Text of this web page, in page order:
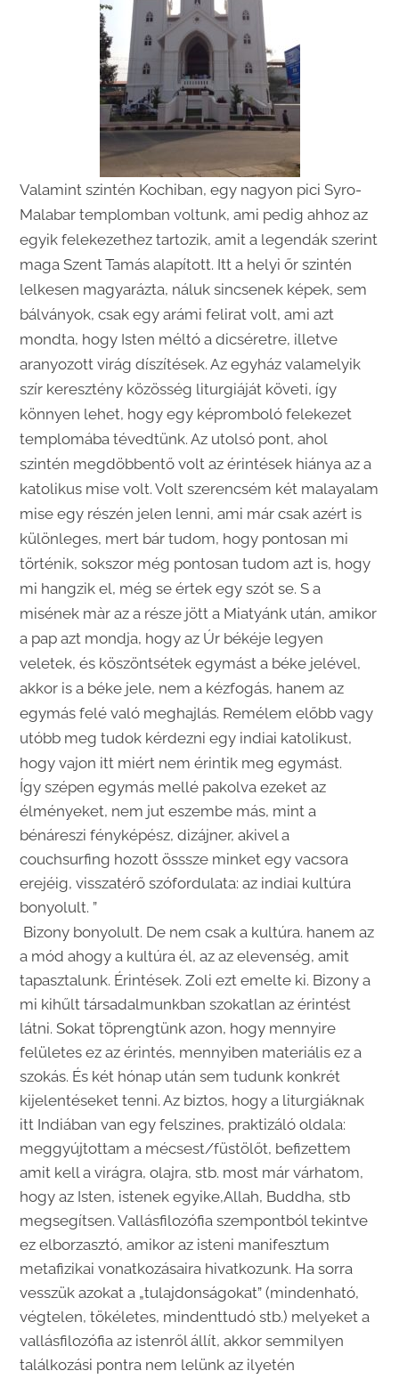
Valamint szintén Kochiban, egy nagyon pici Syro-
Malabar templomban voltunk, ami pedig ahhoz az
egyik felekezethez tartozik, amit a legendák szerint
maga Szent Tamás alapított. Itt a helyi őr szintén
lelkesen magyarázta, náluk sincsenek képek, sem
bálványok, csak egy arámi felirat volt, ami azt
mondta, hogy Isten méltó a dicséretre, illetve
aranyozott virág díszítések. Az egyház valamelyik
szír keresztény közösség liturgiáját követi, így
könnyen lehet, hogy egy képromboló felekezet
templomába tévedtünk. Az utolsó pont, ahol
szintén megdöbbentő volt az érintések hiánya az a
katolikus mise volt. Volt szerencsém két malayalam
mise egy részén jelen lenni, ami már csak azért is
különleges, mert bár tudom, hogy pontosan mi
történik, sokszor még pontosan tudom azt is, hogy
mi hangzik el, még se értek egy szót se. S a
misének màr az a része jött a Miatyánk után, amikor
a pap azt mondja, hogy az Úr békéje legyen
veletek, és köszöntsétek egymást a béke jelével,
akkor is a béke jele, nem a kézfogás, hanem az
egymás felé való meghajlás. Remélem előbb vagy
utóbb meg tudok kérdezni egy indiai katolikust,
hogy vajon itt miért nem érintik meg egymást.
Így szépen egymás mellé pakolva ezeket az
élményeket, nem jut eszembe más, mint a
bénáreszi fényképész, dizájner, akivel a
couchsurfing hozott össsze minket egy vacsora
erejéig, visszatérő szófordulata: az indiai kultúra
bonyolult. ”
Bizony bonyolult. De nem csak a kultúra. hanem az
a mód ahogy a kultúra él, az az elevenség, amit
tapasztalunk. Érintések. Zoli ezt emelte ki. Bizony a
mi kihűlt társadalmunkban szokatlan az érintést
látni. Sokat töprengtünk azon, hogy mennyire
felületes ez az érintés, mennyiben materiális ez a
szokás. És két hónap után sem tudunk konkrét
kijelentéseket tenni. Az biztos, hogy a liturgiáknak
itt Indiában van egy felszines, praktizáló oldala:
meggyújtottam a mécsest/füstölőt, befizettem
amit kell a virágra, olajra, stb. most már várhatom,
hogy az Isten, istenek egyike,Allah, Buddha, stb
megsegítsen. Vallásfilozófia szempontból tekintve
ez elborzasztó, amikor az isteni manifesztum
metafizikai vonatkozásaira hivatkozunk. Ha sorra
vesszük azokat a „tulajdonságokat” (mindenható,
végtelen, tökéletes, mindenttudó stb.) melyeket a
vallásfilozófia az istenről állít, akkor semmilyen
találkozási pontra nem lelünk az ilyetén